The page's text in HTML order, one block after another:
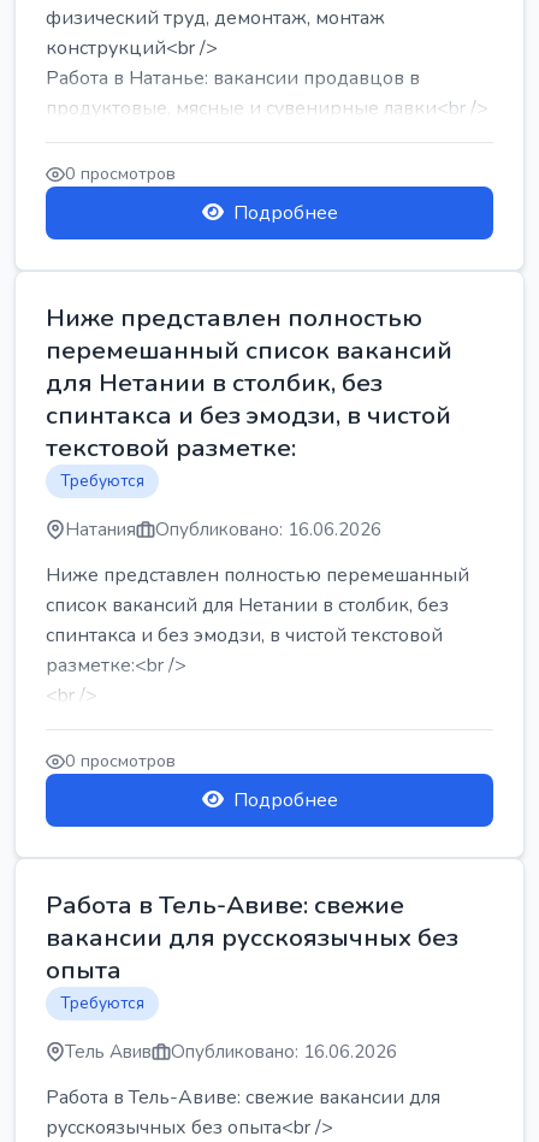
физический труд, демонтаж, монтаж
конструкций<br />
Работа в Натанье: вакансии продавцов в
продуктовые, мясные и сувенирные лавки<br />
Разнорабочий на сборку м...
0 просмотров
Подробнее
Ниже представлен полностью
перемешанный список вакансий
для Нетании в столбик, без
спинтакса и без эмодзи, в чистой
текстовой разметке:
Требуются
Натания Опубликовано: 16.06.2026
Ниже представлен полностью перемешанный
список вакансий для Нетании в столбик, без
спинтакса и без эмодзи, в чистой текстовой
разметке:<br />
<br />
Работа в Нетании на мебельном производстве:
требу...
0 просмотров
Подробнее
Работа в Тель-Авиве: свежие
вакансии для русскоязычных без
опыта
Требуются
Тель Авив Опубликовано: 16.06.2026
Работа в Тель-Авиве: свежие вакансии для
русскоязычных без опыта<br />